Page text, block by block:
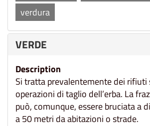
verdura
VERDE
Description
Si tratta prevalentemente dei rifiuti
operazioni di taglio dell’erba. La
può, comunque, essere bruciata a
a 50 metri da abitazioni o strade.